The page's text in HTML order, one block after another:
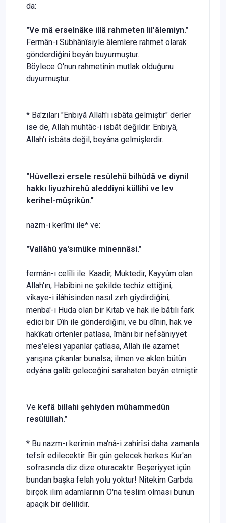
da:
"Ve mâ erselnâke illâ rahmeten lil'âlemiyn."
Fermân-ı Sübhânîsiyle âlemlere rahmet olarak
gönderdiğini be­yân buyurmuştur.
Böylece O'nun rahmetinin mutlak olduğunu
duyurmuştur.
* Ba'zıları "Enbiyâ Allah'ı isbâta gelmiştir" derler
ise de, Allah muhtâc-ı isbât değildir. Enbiyâ,
Allah'ı isbâta değil, beyâna gelmişlerdir.
"Hüvellezi ersele resülehû bilhüdâ ve diynil
hakkı Iiyuzhirehü aleddiyni küllihî ve lev
kerihel-müşrikûn."
nazm-ı kerîmi ile* ve:
"Vallâhü ya'sımüke minennâsi."
fermân-ı celîli ile: Kaadir, Muktedir, Kayyûm olan
Allah'ın, Habîbini ne şekilde techîz ettiğini,
vikaye-i ilâhîsinden nasıl zırh giydirdiğini,
menba'-ı Huda olan bir Kitab ve hak ile bâtılı fark
edici bir Dîn ile gönderdiğini, ve bu dînin, hak ve
hakîkatı örtenler patlasa, îmânı bir nefsâniyyet
mes'elesi yapanlar çatla­sa, Allah ile azamet
yarışına çıkanlar bunalsa; ilmen ve aklen bütün
edyâna galib geleceğini sarahaten beyân etmiştir.
Ve kefâ billahi şehiyden mühammedün
resülüllah."
* Bu nazm-ı kerîmin ma'nâ-i zahirîsi daha zamanla
tefsîr edilecektir. Bir gün gelecek herkes Kur'an
sofrasında diz dize oturacaktır. Beşeriyyet içün
bundan başka felah yolu yoktur! Nitekim Garbda
birçok ilim adamları­nın O'na teslim olması bunun
apaçık bir delilidir.